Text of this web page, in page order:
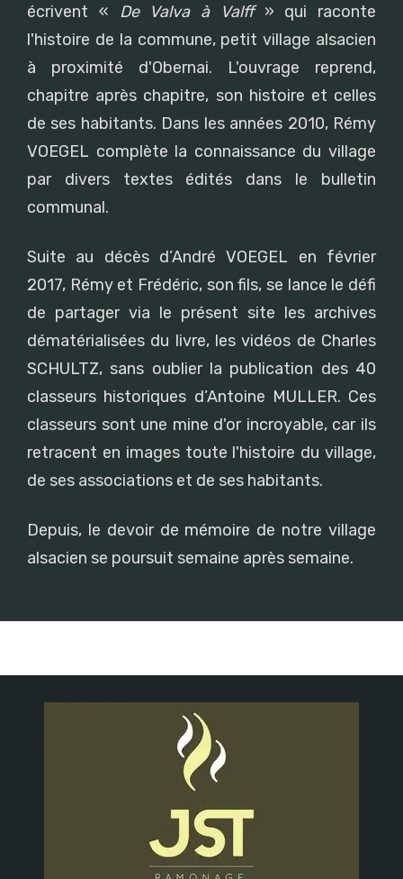
écrivent « De Valva à Valff» qui raconte
l'histoire de la commune, petit village alsacien
à proximité d'Obernai. L'ouvrage reprend,
chapitre après chapitre, son histoire et celles
de ses habitants. Dans les années 2010, Rémy
VOEGEL complète la connaissance du village
par divers textes édités dans le bulletin
communal.
Suite au décès d’André VOEGEL en février
2017, Rémy et Frédéric, son fils, se lance le défi
de partager via le présent site les archives
dématérialisées du livre, les vidéos de Charles
SCHULTZ, sans oublier la publication des 40
classeurs historiques d’Antoine MULLER. Ces
classeurs sont une mine d'or incroyable, car ils
retracent en images toute l'histoire du village,
de ses associations et de ses habitants.
Depuis, le devoir de mémoire de notre village
alsacien se poursuit semaine après semaine.